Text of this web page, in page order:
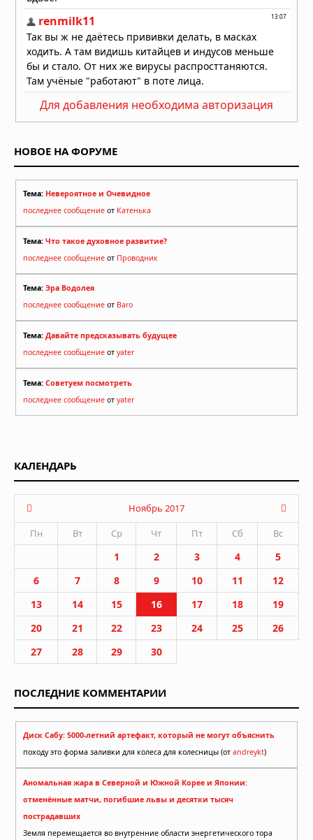
Для добавления необходима авторизация
НОВОЕ НА ФОРУМЕ
Тема: Невероятное и Очевидное
последнее сообщение от Катенька
Тема: Что такое духовное развитие?
последнее сообщение от Проводник
Тема: Эра Водолея
последнее сообщение от Baro
Тема: Давайте предсказывать будущее
последнее сообщение от yater
Тема: Советуем посмотреть
последнее сообщение от yater
КАЛЕНДАРЬ
Ноябрь 2017
Пн
Вт Ср Чт Пт Сб Вс
1 2 3 4
5
6
7 8 9 10 11
12
13
14 15 16 17 18
19
20
21 22 23 24 25
26
27
28 29 30
ПОСЛЕДНИЕ КОММЕНТАРИИ
Диск Сабу: 5000-летний артефакт, который не могут объяснить
походу это форма заливки для колеса для колесницы (от andreykt)
Аномальная жара в Северной и Южной Корее и Японии:
отменённые матчи, погибшие львы и десятки тысяч
пострадавших
Земля перемещается во внутренние области энергетического тора